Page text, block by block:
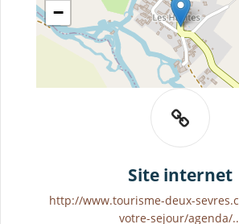
−
Site internet
http://www.tourisme-deux-
votre-sejour/agenda/